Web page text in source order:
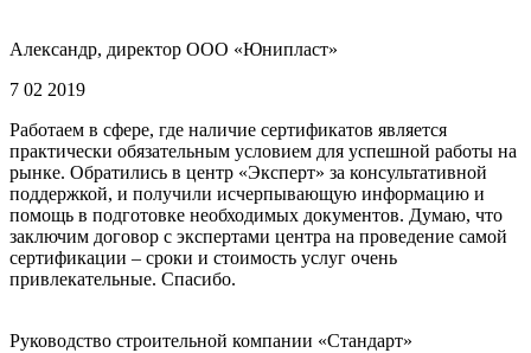
Александр, директор ООО «Юнипласт»
7 02 2019
Работаем в сфере, где наличие сертификатов является
практически обязательным условием для успешной работы на
рынке. Обратились в центр «Эксперт» за консультативной
поддержкой, и получили исчерпывающую информацию и
помощь в подготовке необходимых документов. Думаю, что
заключим договор с экспертами центра на проведение самой
сертификации – сроки и стоимость услуг очень
привлекательные. Спасибо.
Руководство строительной компании «Стандарт»